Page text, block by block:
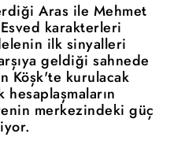
Aras ile Mehmet
karakterleri
ilk sinyalleri
geldiği sahnede
Köşk'te kurulacak
merkezindeki güç